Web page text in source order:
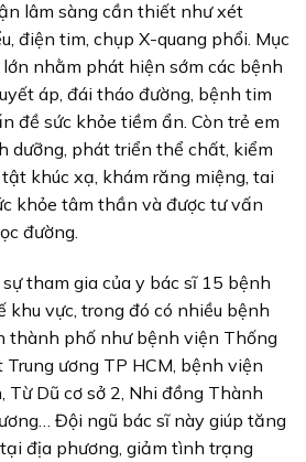
lâm sàng cần thiết như xét
điện tim, chụp X-quang phổi. Mục
nhằm phát hiện sớm các bệnh
áp, đái tháo đường, bệnh tim
đề sức khỏe tiềm ẩn. Còn trẻ em
dưỡng, phát triển thể chất, kiểm
khúc xạ, khám răng miệng, tai
khỏe tâm thần và được tư vấn
đường.
tham gia của y bác sĩ 15 bệnh
khu vực, trong đó có nhiều bệnh
thành phố như bệnh viện Thống
ương TP HCM, bệnh viện
Từ Dũ cơ sở 2, Nhi đồng Thành
Đội ngũ bác sĩ này giúp tăng
địa phương, giảm tình trạng